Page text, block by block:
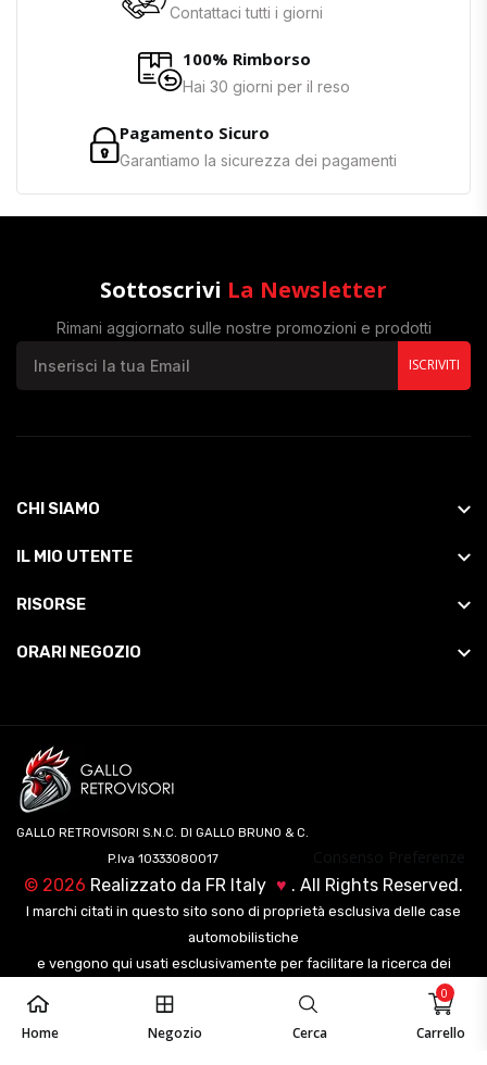
Home Negozio Cerca Carrello
0
Contattaci tutti i giorni
100% Rimborso
Hai 30 giorni per il reso
Pagamento Sicuro
Garantiamo la sicurezza dei pagamenti
Sottoscrivi La Newsletter
Rimani aggiornato sulle nostre promozioni e prodotti
ISCRIVITI
CHI SIAMO
IL MIO UTENTE
RISORSE
ORARI NEGOZIO
GALLO RETROVISORI S.N.C. DI GALLO BRUNO & C.
P.Iva 10333080017
© 2026 Realizzato da FR Italy ♥ . All Rights Reserved.
I marchi citati in questo sito sono di proprietà esclusiva delle case
automobilistiche
e vengono qui usati esclusivamente per facilitare la ricerca dei